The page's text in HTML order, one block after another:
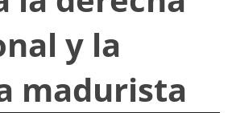
y la
madurista